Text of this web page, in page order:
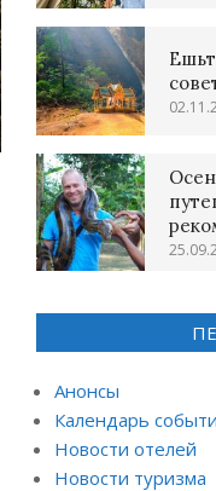
Анонсы
Календарь
Новости отелей
Новости туризма